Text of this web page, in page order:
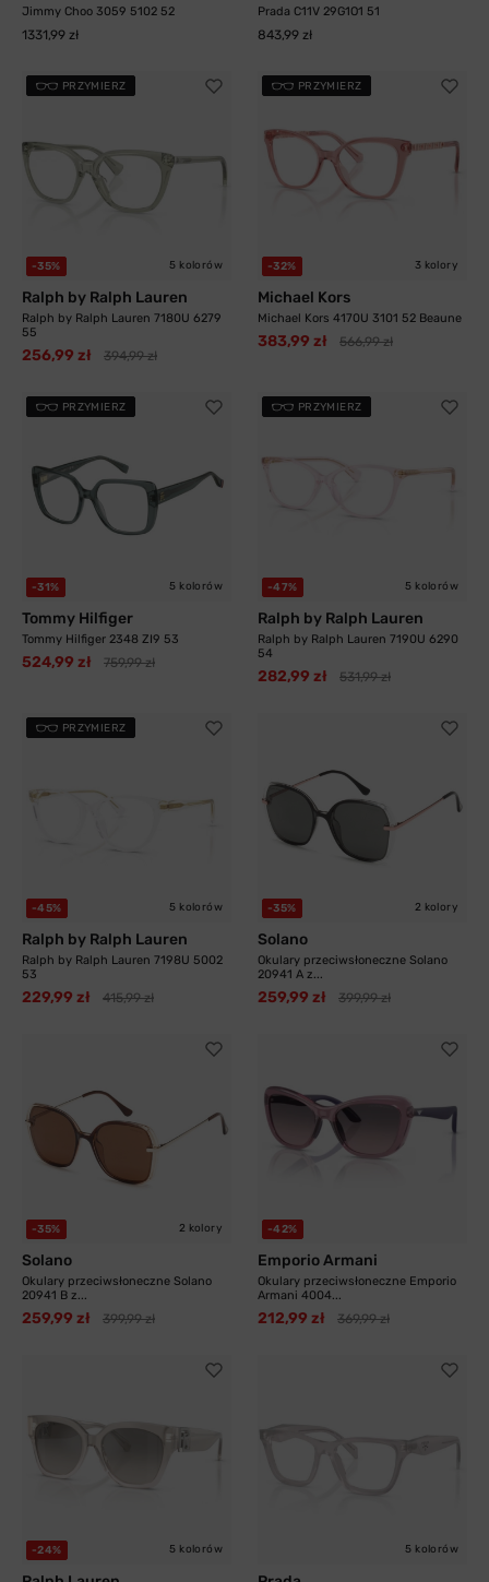
Jimmy Choo 3059 5102 52
1331,99 zł
Prada C11V 29G1O1 51
843,99 zł
PRZYMIERZ
-35% 5 kolorów
Ralph by Ralph Lauren
Ralph by Ralph Lauren 7180U 6279
55
256,99 zł 394,99 zł
PRZYMIERZ
-32% 3 kolory
Michael Kors
Michael Kors 4170U 3101 52 Beaune
383,99 zł 566,99 zł
PRZYMIERZ
-31% 5 kolorów
Tommy Hilfiger
Tommy Hilfiger 2348 ZI9 53
524,99 zł 759,99 zł
PRZYMIERZ
-47% 5 kolorów
Ralph by Ralph Lauren
Ralph by Ralph Lauren 7190U 6290
54
282,99 zł 531,99 zł
PRZYMIERZ
-45% 5 kolorów
Ralph by Ralph Lauren
Ralph by Ralph Lauren 7198U 5002
53
229,99 zł 415,99 zł
-35% 2 kolory
Solano
Okulary przeciwsłoneczne Solano
20941 A z...
259,99 zł 399,99 zł
-35% 2 kolory
Solano
Okulary przeciwsłoneczne Solano
20941 B z...
259,99 zł 399,99 zł
-42%
Emporio Armani
Okulary przeciwsłoneczne Emporio
Armani 4004...
212,99 zł 369,99 zł
-24% 5 kolorów 5 kolorów